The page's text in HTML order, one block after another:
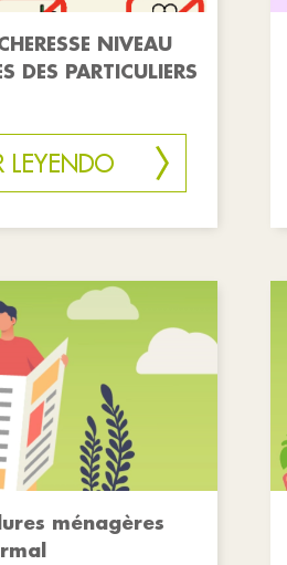
NIVEAU
DES PARTICULIERS
LEYENDO
ménagères